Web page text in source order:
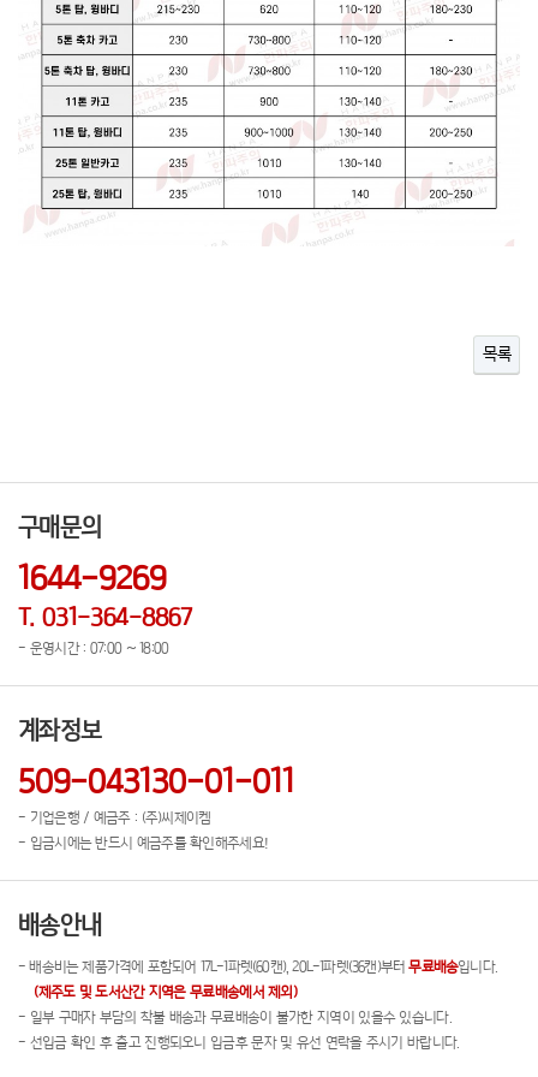
목록
구매문의
1644-9269
T. 031-364-8867
- 운영시간 : 07:00 ~ 18:00
계좌정보
509-043130-01-011
- 기업은행 / 예금주 : (주)씨제이켐
- 입금시에는 반드시 예금주를 확인해주세요!
배송안내
- 배송비는 제품가격에 포함되어 17L-1파렛(60캔), 20L-1파렛(36캔)부터무료배송입니다.
(제주도 및 도서산간 지역은 무료배송에서 제외)
- 일부 구매자 부담의 착불 배송과 무료배송이 불가한 지역이 있을수 있습니다.
- 선입금 확인 후 출고 진행되오니 입금후 문자 및 유선 연락을 주시기 바랍니다.